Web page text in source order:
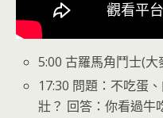
5:00 古羅馬角鬥士(
17:30 問題：不吃蛋
壯？ 回答：你看過牛